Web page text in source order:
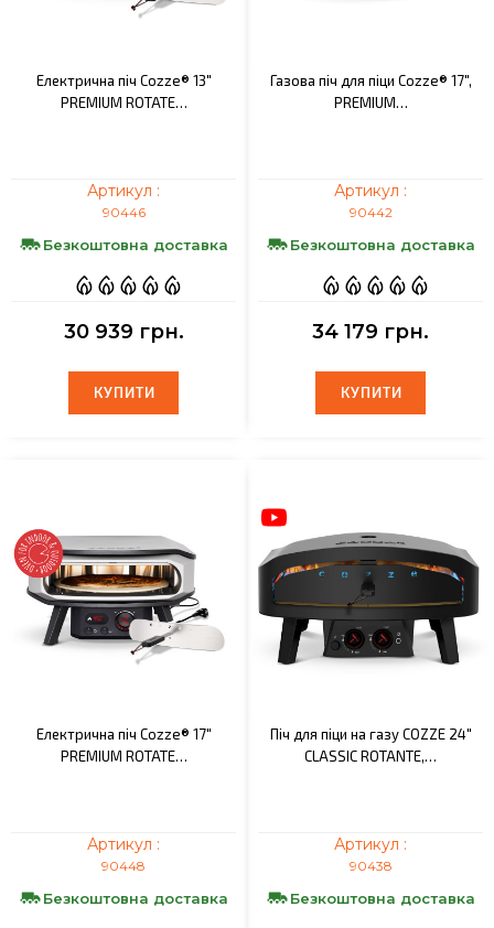
Електрична піч Cozze® 13"
PREMIUM ROTATE…
Артикул :
90446
Безкоштовна доставка
30 939 грн.
КУПИТИ
КУПИТИ
Газова піч для піци Cozze® 17",
PREMIUM…
Артикул :
90442
Безкоштовна доставка
34 179 грн.
КУПИТИ
КУПИТИ
Електрична піч Cozze® 17"
PREMIUM ROTATE…
Артикул :
90448
Безкоштовна доставка
Піч для піци на газу COZZE 24"
CLASSIC ROTANTE,…
Артикул :
90438
Безкоштовна доставка